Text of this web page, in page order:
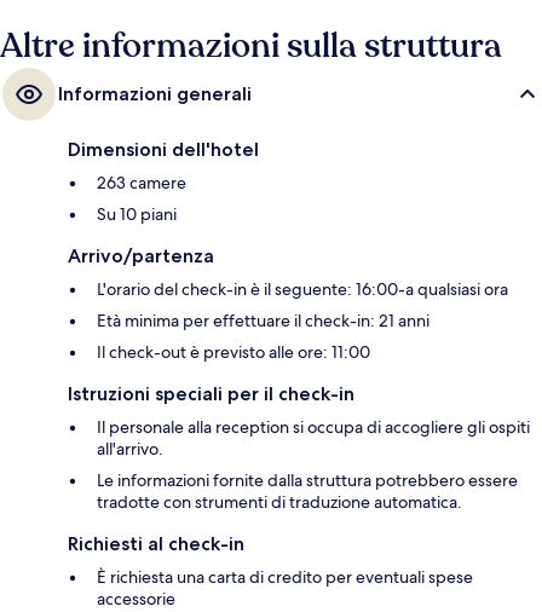
Altre informazioni sulla struttura
Informazioni generali
Dimensioni dell'hotel
263 camere
Su 10 piani
Arrivo/partenza
L'orario del check-in è il seguente: 16:00-a qualsiasi ora
Età minima per effettuare il check-in: 21 anni
Il check-out è previsto alle ore: 11:00
Istruzioni speciali per il check-in
Il personale alla reception si occupa di accogliere gli ospiti
all'arrivo.
Le informazioni fornite dalla struttura potrebbero essere
tradotte con strumenti di traduzione automatica.
Richiesti al check-in
È richiesta una carta di credito per eventuali spese
accessorie